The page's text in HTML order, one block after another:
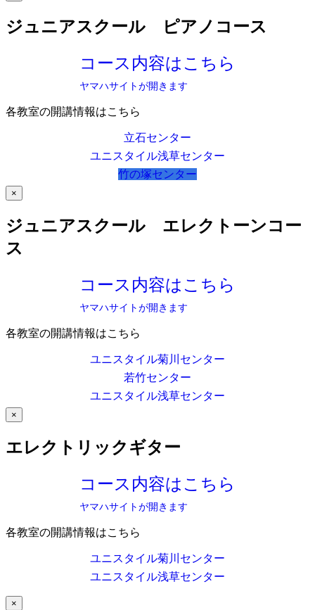
ジュニアスクール ピアノコース
コース内容はこちら
ヤマハサイトが開きます
各教室の開講情報はこちら
立石センター
ユニスタイル浅草センター
竹の塚センター
×
ジュニアスクール エレクトーンコー
ス
コース内容はこちら
ヤマハサイトが開きます
各教室の開講情報はこちら
ユニスタイル菊川センター
若竹センター
ユニスタイル浅草センター
×
エレクトリックギター
コース内容はこちら
ヤマハサイトが開きます
各教室の開講情報はこちら
ユニスタイル菊川センター
ユニスタイル浅草センター
×